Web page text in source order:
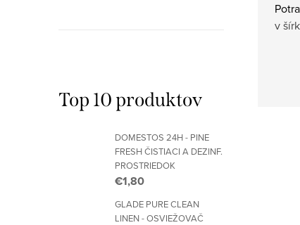
Top 10 produktov
DOMESTOS 24H - PINE
FRESH ČISTIACI A DEZINF.
PROSTRIEDOK
€1,80
GLADE PURE CLEAN
LINEN - OSVIEŽOVAČ
v